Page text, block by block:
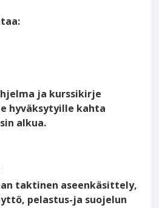
ja kurssikirje
hyväksytyille kahta
alkua.
taktinen aseenkäsittely,
pelastus-ja suojelun